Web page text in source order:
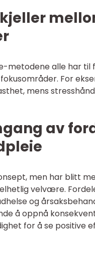
metodene alle har
For
mens
av
men har blitt
velvære.
og
å oppnå
for å se positive